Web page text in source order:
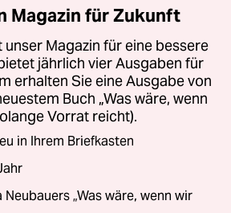
Magazin für Zukunft
unser Magazin für eine bessere
jährlich vier Ausgaben für
erhalten Sie eine Ausgabe von
Buch „Was wäre, wenn
Vorrat reicht).
in Ihrem Briefkasten
„Was wäre, wenn wir